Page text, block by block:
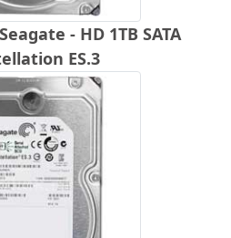
- HD 1TB SATA
ES.3